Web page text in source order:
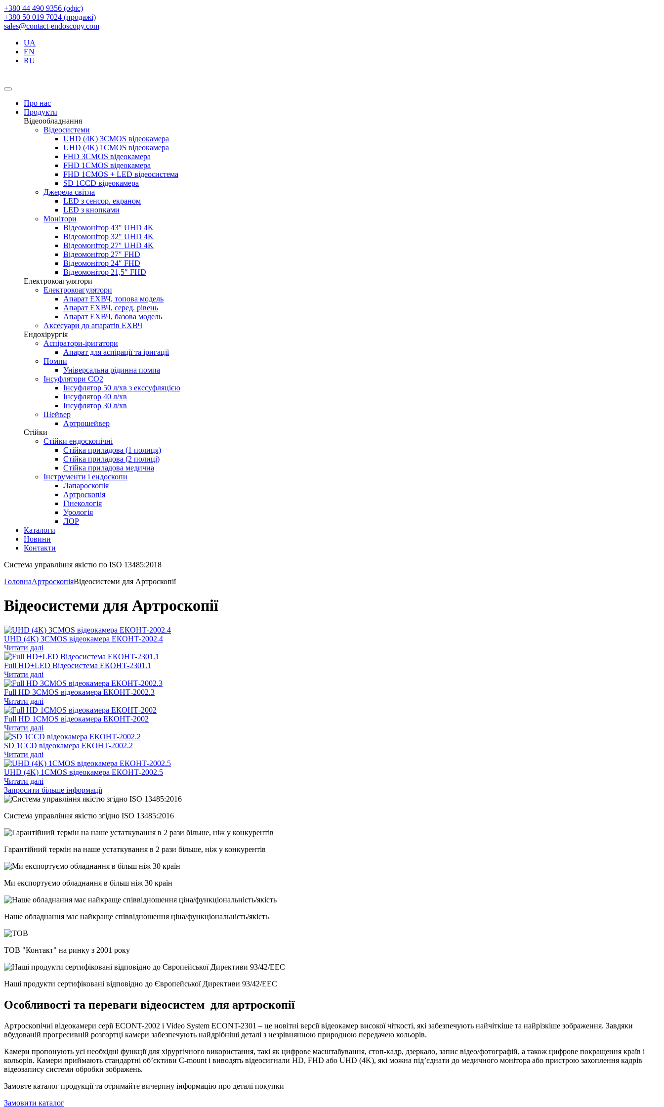
+380 44 490 9356 (офіс)
+380 50 019 7024 (продажі)
sales@contact-endoscopy.com
UA
EN
RU
Про нас
Продукти
Відеообладнання
Відеосистеми
UHD (4K) 3CMOS відеокамера
UHD (4K) 1CMOS відеокамера
FHD 3CMOS відеокамера
FHD 1CMOS відеокамера
FHD 1CMOS + LED відеосистема
SD 1CCD відеокамера
Джерела світла
LED з сенсор. екраном
LED з кнопками
Монітори
Відеомонітор 43″ UHD 4K
Відеомонітор 32″ UHD 4K
Відеомонітор 27″ UHD 4K
Відеомонітор 27″ FHD
Відеомонітор 24″ FHD
Відеомонітор 21,5″ FHD
Електрокоагулятори
Електрокоагулятори
Апарат ЕХВЧ, топова модель
Апарат ЕХВЧ, серед. рівень
Апарат ЕХВЧ, базова модель
Аксесуари до апаратів ЕХВЧ
Ендохірургія
Аспіратори-іригатори
Апарат для аспірації та іригації
Помпи
Універсальна рідинна помпа
Інсуфлятори СО2
Інсуфлятор 50 л/хв з екссуфляцією
Інсуфлятор 40 л/хв
Інсуфлятор 30 л/хв
Шейвер
Артрошейвер
Стійки
Стійки ендоскопічні
Стійка приладова (1 полиця)
Стійка приладова (2 полиці)
Стійка приладова медична
Інструменти і ендоскопи
Лапароскопія
Артроскопія
Гінекологія
Урологія
ЛОР
Каталоги
Новини
Контакти
Система управління якістю по ISO 13485:2018
ГоловнаАртроскопіяВідеосистеми для Артроскопії
Відеосистеми для Артроскопії
UHD (4K) 3CMOS відеокамера ЕКОНТ-2002.4
Читати далі
Full HD+LED Відеосистема ЕКОНТ-2301.1
Читати далі
Full HD 3CMOS відеокамера ЕКОНТ-2002.3
Читати далі
Full HD 1CMOS відеокамера ЕКОНТ-2002
Читати далі
SD 1CCD відеокамера ЕКОНТ-2002.2
Читати далі
UHD (4K) 1CMOS відеокамера ЕКОНТ-2002.5
Читати далі
Запросити більше інформації
Система управління якістю згідно ISO 13485:2016
Гарантійний термін на наше устаткування в 2 рази більше, ніж у конкурентів
Ми експортуємо обладнання в більш ніж 30 країн
Наше обладнання має найкраще співвідношення ціна/функціональність/якість
ТОВ "Контакт" на ринку з 2001 року
Наші продукти сертифіковані відповідно до Європейської Директиви 93/42/EEC
Особливості та переваги відеосистем для артроскопії
Артроскопічні відеокамери серії ECONT-2002 і Video System ECONT-2301 – це новітні версії відеокамер високої чіткості, які забезпечують найчіткіше та найрізкіше зображення. Завдяки
вбудованій прогресивній розгортці камери забезпечують найдрібніші деталі з незрівнянною природною передачею кольорів.
Камери пропонують усі необхідні функції для хірургічного використання, такі як цифрове масштабування, стоп-кадр, дзеркало, запис відео/фотографій, а також цифрове покращення країв і
кольорів. Камери приймають стандартні об’єктиви C-mount і виводять відеосигнали HD, FHD або UHD (4K), які можна під’єднати до медичного монітора або пристрою захоплення кадрів
відеозапису системи обробки зображень.
Замовте каталог продукції та отримайте вичерпну інформацію про деталі покупки
Замовити каталог